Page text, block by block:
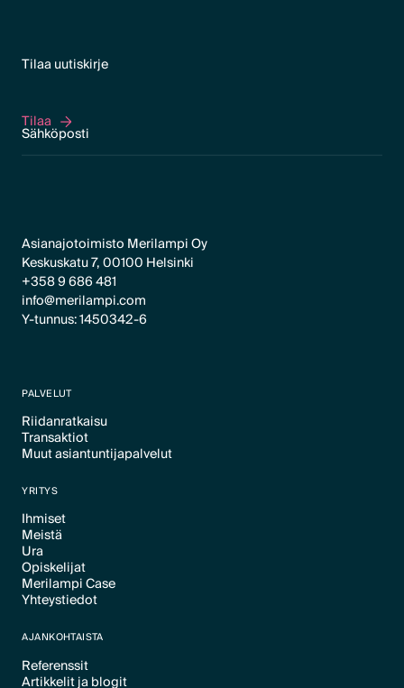
Tilaa uutiskirje
Tilaa
Tilaa
Asianajotoimisto Merilampi Oy
Keskuskatu 7, 00100 Helsinki
+358 9 686 481
info@merilampi.com
Y-tunnus: 1450342-6
PALVELUT
Riidanratkaisu
Text Link
Transaktiot
Text Link
Muut asiantuntijapalvelut
YRITYS
Ihmiset
Text Link
Meistä
Text Link
Ura
Text Link
Opiskelijat
Text Link
Merilampi Case
Text Link
Yhteystiedot
AJANKOHTAISTA
Referenssit
Artikkelit ja blogit